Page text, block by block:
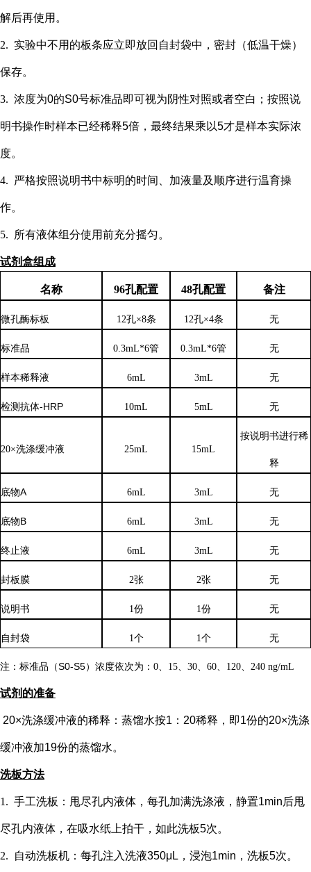
解后再使用。
2. 实验中不用的板条应立即放回自封袋中，密封（低温干燥）
保存。
3. 浓度为0的S0号标准品即可视为阴性对照或者空白；按照说
明书操作时样本已经稀释5倍，最终结果乘以5才是样本实际浓
度。
4. 严格按照说明书中标明的时间、加液量及顺序进行温育操
作。
5. 所有液体组分使用前充分摇匀。
试剂盒组成
名称 96孔配置 48孔配置 备注
微孔酶标板 12孔×8条 12孔×4条 无
标准品 0.3mL*6管 0.3mL*6管 无
样本稀释液 6mL 3mL 无
检测抗体-HRP 10mL 5mL 无
20×洗涤缓冲液 25mL 15mL
按说明书进行稀
释
底物A 6mL 3mL 无
底物B 6mL 3mL 无
终止液 6mL 3mL 无
封板膜 2张 2张 无
说明书 1份 1份 无
自封袋 1个 1个 无
注：标准品（S0-S5）浓度依次为： 0、15、30、60、120、240 ng/mL
试剂的准备
20×洗涤缓冲液的稀释：蒸馏水按1：20稀释，即1份的20×洗涤
缓冲液加19份的蒸馏水。
洗板方法
1. 手工洗板：甩尽孔内液体，每孔加满洗涤液，静置1min后甩
尽孔内液体，在吸水纸上拍干，如此洗板5次。
2. 自动洗板机：每孔注入洗液350μL，浸泡1min，洗板5次。